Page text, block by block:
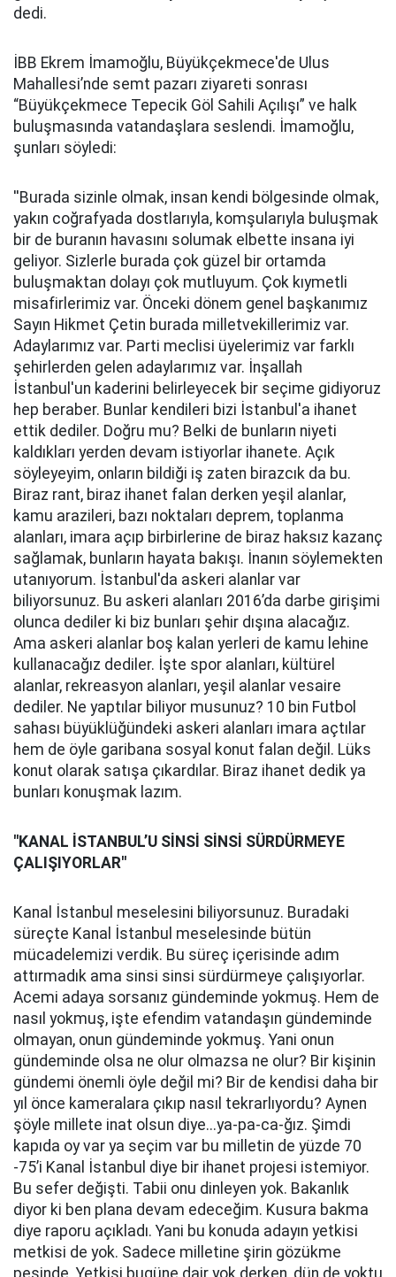
dedi.
İBB Ekrem İmamoğlu, Büyükçekmece'de Ulus
Mahallesi’nde semt pazarı ziyareti sonrası
“Büyükçekmece Tepecik Göl Sahili Açılışı” ve halk
buluşmasında vatandaşlara seslendi. İmamoğlu,
şunları söyledi:
''Burada sizinle olmak, insan kendi bölgesinde olmak,
yakın coğrafyada dostlarıyla, komşularıyla buluşmak
bir de buranın havasını solumak elbette insana iyi
geliyor. Sizlerle burada çok güzel bir ortamda
buluşmaktan dolayı çok mutluyum. Çok kıymetli
misafirlerimiz var. Önceki dönem genel başkanımız
Sayın Hikmet Çetin burada milletvekillerimiz var.
Adaylarımız var. Parti meclisi üyelerimiz var farklı
şehirlerden gelen adaylarımız var. İnşallah
İstanbul'un kaderini belirleyecek bir seçime gidiyoruz
hep beraber. Bunlar kendileri bizi İstanbul'a ihanet
ettik dediler. Doğru mu? Belki de bunların niyeti
kaldıkları yerden devam istiyorlar ihanete. Açık
söyleyeyim, onların bildiği iş zaten birazcık da bu.
Biraz rant, biraz ihanet falan derken yeşil alanlar,
kamu arazileri, bazı noktaları deprem, toplanma
alanları, imara açıp birbirlerine de biraz haksız kazanç
sağlamak, bunların hayata bakışı. İnanın söylemekten
utanıyorum. İstanbul'da askeri alanlar var
biliyorsunuz. Bu askeri alanları 2016’da darbe girişimi
olunca dediler ki biz bunları şehir dışına alacağız.
Ama askeri alanlar boş kalan yerleri de kamu lehine
kullanacağız dediler. İşte spor alanları, kültürel
alanlar, rekreasyon alanları, yeşil alanlar vesaire
dediler. Ne yaptılar biliyor musunuz? 10 bin Futbol
sahası büyüklüğündeki askeri alanları imara açtılar
hem de öyle garibana sosyal konut falan değil. Lüks
konut olarak satışa çıkardılar. Biraz ihanet dedik ya
bunları konuşmak lazım.
''KANAL İSTANBUL’U SİNSİ SİNSİ SÜRDÜRMEYE
ÇALIŞIYORLAR''
Kanal İstanbul meselesini biliyorsunuz. Buradaki
süreçte Kanal İstanbul meselesinde bütün
mücadelemizi verdik. Bu süreç içerisinde adım
attırmadık ama sinsi sinsi sürdürmeye çalışıyorlar.
Acemi adaya sorsanız gündeminde yokmuş. Hem de
nasıl yokmuş, işte efendim vatandaşın gündeminde
olmayan, onun gündeminde yokmuş. Yani onun
gündeminde olsa ne olur olmazsa ne olur? Bir kişinin
gündemi önemli öyle değil mi? Bir de kendisi daha bir
yıl önce kameralara çıkıp nasıl tekrarlıyordu? Aynen
şöyle millete inat olsun diye...ya-pa-ca-ğız. Şimdi
kapıda oy var ya seçim var bu milletin de yüzde 70
-75’i Kanal İstanbul diye bir ihanet projesi istemiyor.
Bu sefer değişti. Tabii onu dinleyen yok. Bakanlık
diyor ki ben plana devam edeceğim. Kusura bakma
diye raporu açıkladı. Yani bu konuda adayın yetkisi
metkisi de yok. Sadece milletine şirin gözükme
peşinde. Yetkisi bugüne dair yok derken, dün de yoktu